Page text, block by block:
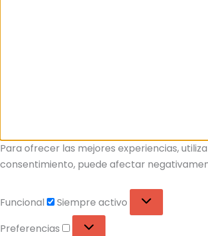
Para ofrecer las mejores experiencias,
consentimiento, puede afectar
Funcional
Siempre activo
Preferencias